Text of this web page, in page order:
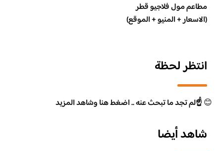
مطاعم مول فلاجيو قطر
(الاسعار + المنيو + الموقع)
انتظر لحظة
😊☝️لم تجد ما تبحث عنه .. اضغط هنا وشاهد المزيد
شاهد أيضا